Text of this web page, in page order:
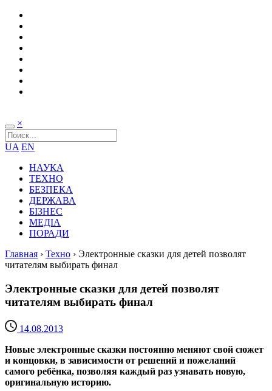
×
UA EN
НАУКА
ТЕХНО
БЕЗПЕКА
ДЕРЖАВА
БІЗНЕС
МЕДІА
ПОРАДИ
Главная › Техно › Электронные сказки для детей позволят
читателям выбирать финал
Электронные сказки для детей позволят
читателям выбирать финал
14.08.2013
Новые электронные сказки постоянно меняют свой сюжет
и концовки, в зависимости от решений и пожеланий
самого ребёнка, позволяя каждый раз узнавать новую,
оригинальную историю.